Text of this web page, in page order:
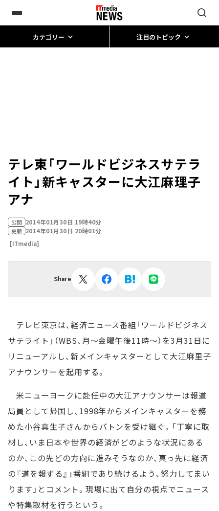
カテゴリー 注目のトピック
テレ東「ワールドビジネスサテラ
イト」新キャスターに大江麻理子
アナ
公開 2014年01月30日 19時40分
更新 2014年01月30日 20時01分
[ITmedia]
Share
テレビ東京は、経済ニュース番組「ワールドビジネス
サテライト」（WBS、月～金曜午後11時～）を3月31日に
リニューアルし、新メインキャスターとして大江麻里子
アナウンサーを起用する。
米ニューヨークに赴任中の大江アナウンサーは報道
局員として帰国し、1998年からメインキャスターを務
めた小谷真生子さんからバトンを受け継ぐ。「丁寧に取
材し、いま日本や世界の経済がどのような状況にある
のか、この先どの方向に進みそうなのか、真っ先に経済
の『道を報ずる』」番組であり続けるよう、努力してまい
ります」とコメント。現場に出て自分の視点でニュース
や特集取材を行うという。